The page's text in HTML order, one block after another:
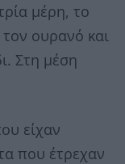
μέρη, το
ουρανό και
Στη μέση
είχαν
που έτρεχαν